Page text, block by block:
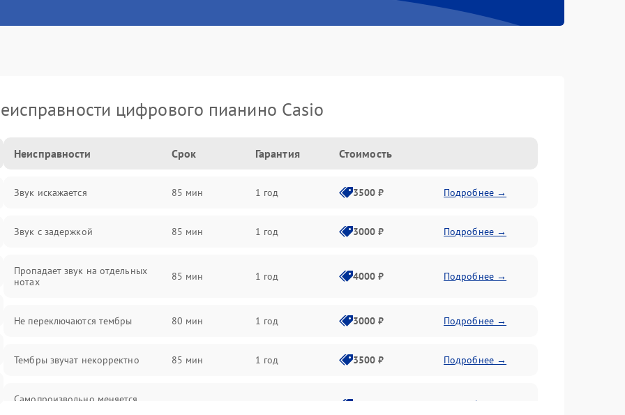
цифрового пианино Casio
Неисправности Срок Гарантия Стоимость
Звук искажается 85 мин 1 год 3500 ₽ Подробнее →
Звук с задержкой 85 мин 1 год 3000 ₽ Подробнее →
Пропадает звук на отдельных
нотах
85 мин 1 год 4000 ₽ Подробнее →
Не переключаются тембры 80 мин 1 год 3000 ₽ Подробнее →
Тембры звучат некорректно 85 мин 1 год 3500 ₽ Подробнее →
Самопроизвольно меняется
2800 ₽ Подробнее →